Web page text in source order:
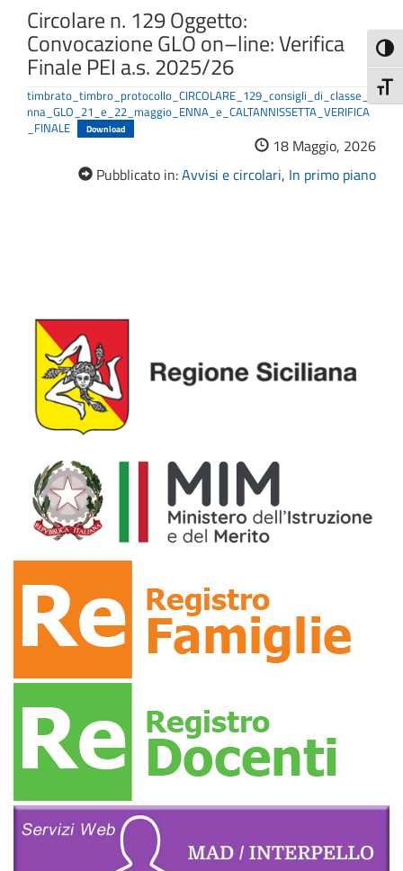
Circolare n. 129 Oggetto:
Convocazione GLO on–line: Verifica
Finale PEI a.s. 2025/26
timbrato_timbro_protocollo_CIRCOLARE_129_consigli_di_classe_e
nna_GLO_21_e_22_maggio_ENNA_e_CALTANNISSETTA_VERIFICA
_FINALE
Download
18 Maggio, 2026
Pubblicato in:Avvisi e circolari, In primo piano